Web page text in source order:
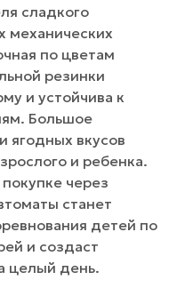
сладкого
механических
по цветам
резинки
и устойчива к
Большое
ягодных вкусов
и ребенка.
через
станет
детей по
и создаст
целый день.